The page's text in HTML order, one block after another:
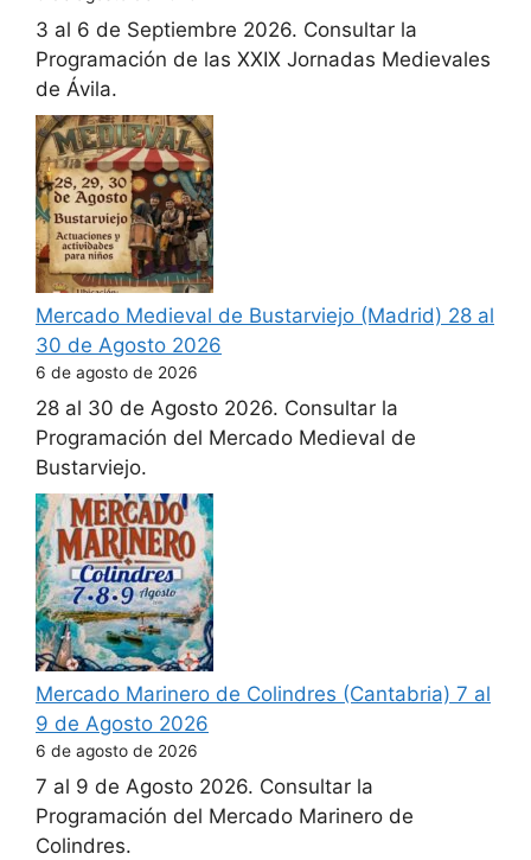
3 al 6 de Septiembre 2026. Consultar la
Programación de las XXIX Jornadas Medievales
de Ávila.
Mercado Medieval de Bustarviejo (Madrid) 28 al
30 de Agosto 2026
6 de agosto de 2026
28 al 30 de Agosto 2026. Consultar la
Programación del Mercado Medieval de
Bustarviejo.
Mercado Marinero de Colindres (Cantabria) 7 al
9 de Agosto 2026
6 de agosto de 2026
7 al 9 de Agosto 2026. Consultar la
Programación del Mercado Marinero de
Colindres.